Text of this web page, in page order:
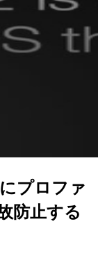
プロファ
防止する